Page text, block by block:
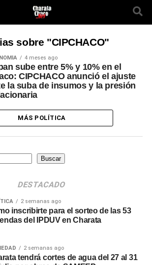
sobre "CIPCHACO"
4 meses ago
sube entre 5% y 10% en el
CIPCHACO anunció el ajuste
la suba de insumos y la presión
MÁS POLÍTICA
Buscar
DESTACADO
2 semanas ago
inscribirte para el sorteo de las 53
del IPDUV en Charata
2 semanas ago
tendrá cortes de agua del 27 al 31